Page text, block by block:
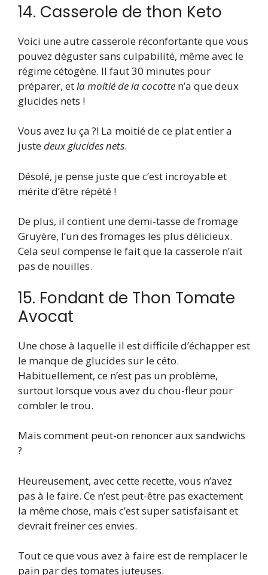
14. Casserole de thon Keto
Voici une autre casserole réconfortante que vous
pouvez déguster sans culpabilité, même avec le
régime cétogène. Il faut 30 minutes pour
préparer, etla moitié de la cocotte n’a que deux
glucides nets !
Vous avez lu ça ?! La moitié de ce plat entier a
justedeux glucides nets.
Désolé, je pense juste que c’est incroyable et
mérite d’être répété !
De plus, il contient une demi-tasse de fromage
Gruyère, l’un des fromages les plus délicieux.
Cela seul compense le fait que la casserole n’ait
pas de nouilles.
15. Fondant de Thon Tomate
Avocat
Une chose à laquelle il est difficile d’échapper est
le manque de glucides sur le céto.
Habituellement, ce n’est pas un problème,
surtout lorsque vous avez du chou-fleur pour
combler le trou.
Mais comment peut-on renoncer aux sandwichs
?
Heureusement, avec cette recette, vous n’avez
pas à le faire. Ce n’est peut-être pas exactement
la même chose, mais c’est super satisfaisant et
devrait freiner ces envies.
Tout ce que vous avez à faire est de remplacer le
pain par des tomates juteuses.